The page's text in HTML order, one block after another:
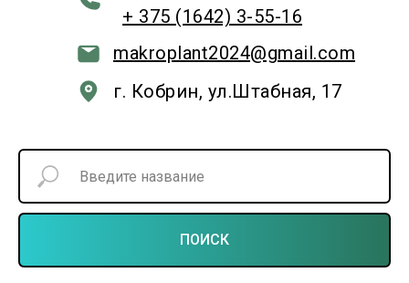
makroplant2024@gmail.com
г. Кобрин, ул.Штабная, 17
+ 375 (1642) 3-55-16
ПОИСК